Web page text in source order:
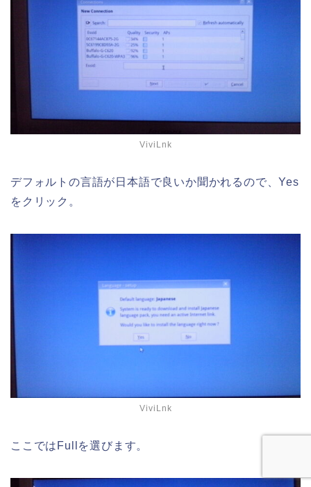
ViviLnk
デフォルトの言語が日本語で良いか聞かれるので、Yes
をクリック。
ViviLnk
ここではFullを選びます。